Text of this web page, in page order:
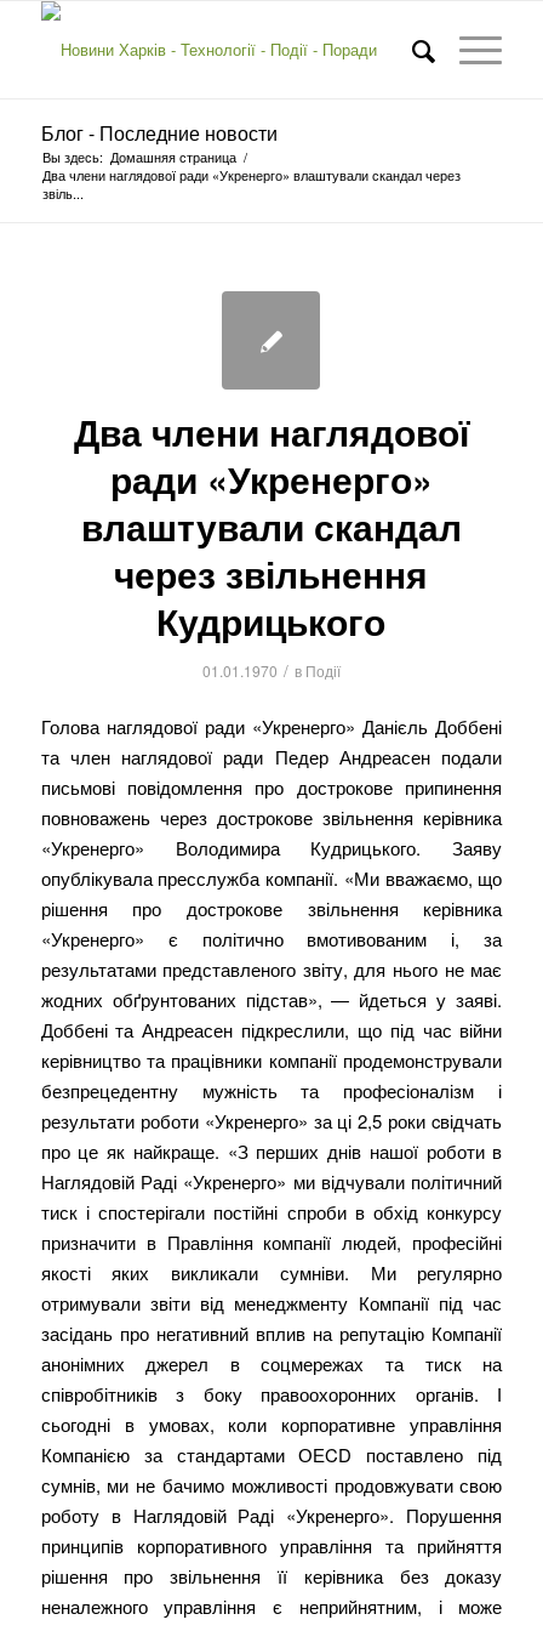
Блог - Последние новости
Вы здесь: Домашняя страница /
Два члени наглядової ради «Укренерго» влаштували скандал через
звіль...
Два члени наглядової
ради «Укренерго»
влаштували скандал
через звільнення
Кудрицького
01.01.1970 / в Події
Голова наглядової ради «Укренерго» Данієль Доббені
та член наглядової ради Педер Андреасен подали
письмові повідомлення про дострокове припинення
повноважень через дострокове звільнення керівника
«Укренерго» Володимира Кудрицького. Заяву
опублікувала пресслужба компанії. «Ми вважаємо, що
рішення про дострокове звільнення керівника
«Укренерго» є політично вмотивованим і, за
результатами представленого звіту, для нього не має
жодних обґрунтованих підстав», — йдеться у заяві.
Доббені та Андреасен підкреслили, що під час війни
керівництво та працівники компанії продемонстрували
безпрецедентну мужність та професіоналізм і
результати роботи «Укренерго» за ці 2,5 роки cвідчать
про це як найкраще. «З перших днів нашої роботи в
Наглядовій Раді «Укренерго» ми відчували політичний
тиск і спостерігали постійні спроби в обхід конкурсу
призначити в Правління компанії людей, професійні
якості яких викликали сумніви. Ми регулярно
отримували звіти від менеджменту Компанії під час
засідань про негативний вплив на репутацію Компанії
анонімних джерел в соцмережах та тиск на
співробітників з боку правоохоронних органів. І
сьогодні в умовах, коли корпоративне управління
Компанією за стандартами ОЕCD поставлено під
сумнів, ми не бачимо можливості продовжувати свою
роботу в Наглядовій Раді «Укренерго». Порушення
принципів корпоративного управління та прийняття
рішення про звільнення її керівника без доказу
неналежного управління є неприйнятним, і може